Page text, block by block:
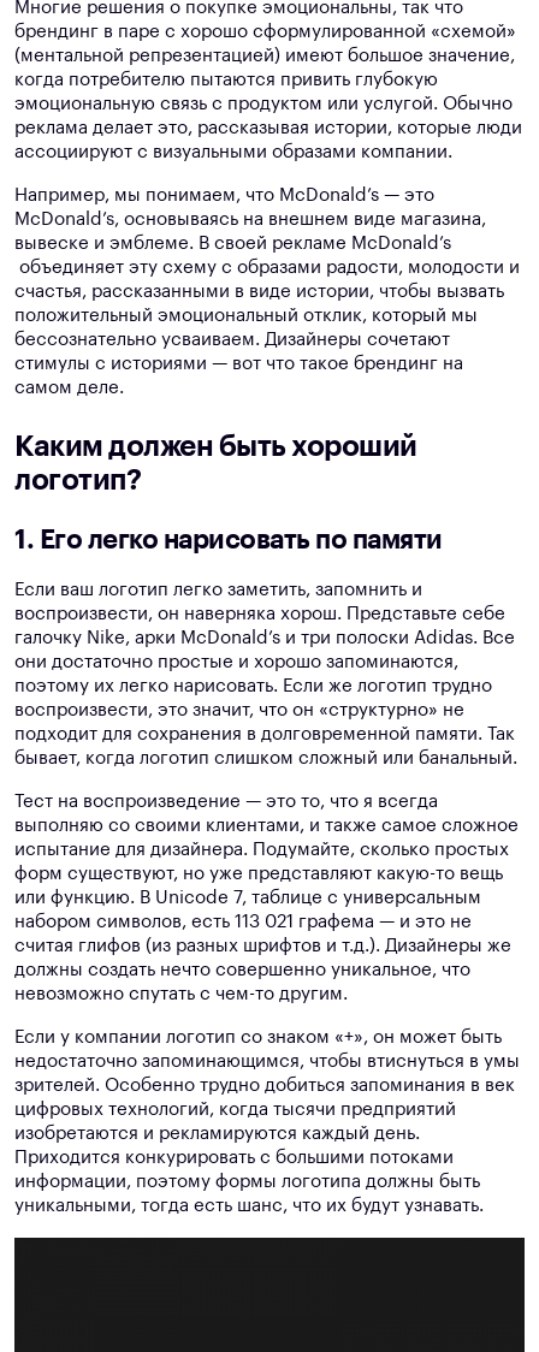
Многие решения о покупке эмоциональны, так что
брендинг в паре с хорошо сформулированной «схемой»
(ментальной репрезентацией) имеют большое значение,
когда потребителю пытаются привить глубокую
эмоциональную связь с продуктом или услугой. Обычно
реклама делает это, рассказывая истории, которые люди
ассоциируют с визуальными образами компании.
Например, мы понимаем, что McDonald’s — это
McDonald’s, основываясь на внешнем виде магазина,
вывеске и эмблеме. В своей рекламе McDonald’s
объединяет эту схему с образами радости, молодости и
счастья, рассказанными в виде истории, чтобы вызвать
положительный эмоциональный отклик, который мы
бессознательно усваиваем. Дизайнеры сочетают
стимулы с историями — вот что такое брендинг на
самом деле.
Каким должен быть хороший
логотип?
1. Его легко нарисовать по памяти
Если ваш логотип легко заметить, запомнить и
воспроизвести, он наверняка хорош. Представьте себе
галочку Nike, арки McDonald’s и три полоски Adidas. Все
они достаточно простые и хорошо запоминаются,
поэтому их легко нарисовать. Если же логотип трудно
воспроизвести, это значит, что он «структурно» не
подходит для сохранения в долговременной памяти. Так
бывает, когда логотип слишком сложный или банальный.
Тест на воспроизведение — это то, что я всегда
выполняю со своими клиентами, и также самое сложное
испытание для дизайнера. Подумайте, сколько простых
форм существуют, но уже представляют какую-то вещь
или функцию. В Unicode 7, таблице с универсальным
набором символов, есть 113 021 графема — и это не
считая глифов (из разных шрифтов и т.д.). Дизайнеры же
должны создать нечто совершенно уникальное, что
невозможно спутать с чем-то другим.
Если у компании логотип со знаком «+», он может быть
недостаточно запоминающимся, чтобы втиснуться в умы
зрителей. Особенно трудно добиться запоминания в век
цифровых технологий, когда тысячи предприятий
изобретаются и рекламируются каждый день.
Приходится конкурировать с большими потоками
информации, поэтому формы логотипа должны быть
уникальными, тогда есть шанс, что их будут узнавать.